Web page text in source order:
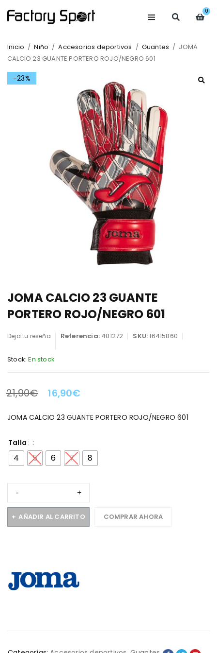
0
Inicio / Niño / Accesorios deportivos / Guantes / JOMA
CALCIO 23 GUANTE PORTERO ROJO/NEGRO 601
-23%
JOMA CALCIO 23 GUANTE
PORTERO ROJO/NEGRO 601
Deja tu reseña Referencia: 401272 SKU:16415860
Stock: En stock
LA OFERTA TERMINA EN:
21,90€ 16,90€
JOMA CALCIO 23 GUANTE PORTERO ROJO/NEGRO 601
Talla
4 5 6 7 8
AÑADIR AL CARRITO COMPRAR AHORA